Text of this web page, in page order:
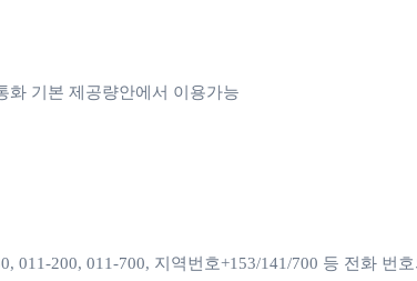
화 기본 제공량안에서 이용가능
011-200, 011-700, 지역번호+153/141/700 등 전화 번